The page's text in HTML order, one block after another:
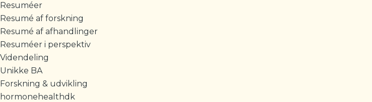
Resuméer
Resumé af forskning
Resumé af afhandlinger
Resuméer i perspektiv
Videndeling
Unikke BA
Forskning & udvikling
hormonehealthdk